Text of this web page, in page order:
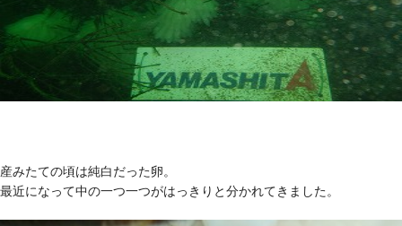
産みたての頃は純白だった卵。
最近になって中の一つ一つがはっきりと分かれてきました。